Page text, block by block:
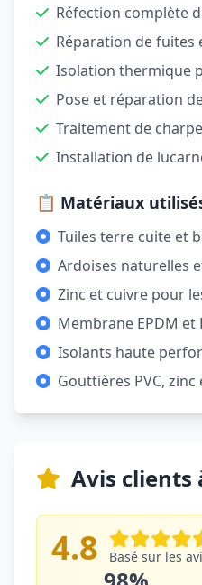
Réfection complète
Réparation de
Isolation thermique
Pose et réparation
Traitement de
Installation de
📋 Matériaux
Tuiles terre cuite et
Ardoises naturelles
Zinc et cuivre pour
Membrane EPDM et
Isolants haute
Gouttières PVC,
Avis clients
4.8 Basé sur les